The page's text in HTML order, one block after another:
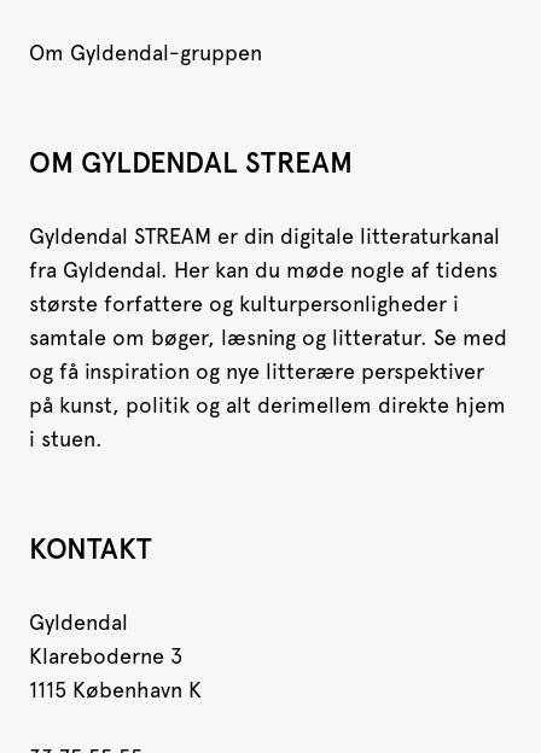
Om Gyldendal-gruppen
OM GYLDENDAL STREAM
Gyldendal STREAM er din digitale litteraturkanal
fra Gyldendal. Her kan du møde nogle af tidens
største forfattere og kulturpersonligheder i
samtale om bøger, læsning og litteratur. Se med
og få inspiration og nye litterære perspektiver
på kunst, politik og alt derimellem direkte hjem
i stuen.
KONTAKT
Gyldendal
Klareboderne 3
1115 København K